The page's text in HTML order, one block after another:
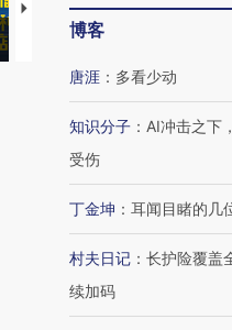
【推广】走进第四届链博
会，让数智科技“链”接产
博客
唐涯 ： 多看少动
知识分子 ： AI冲击之下
受伤
丁金坤 ： 耳闻目睹的几
村夫日记 ： 长护险覆盖
续加码